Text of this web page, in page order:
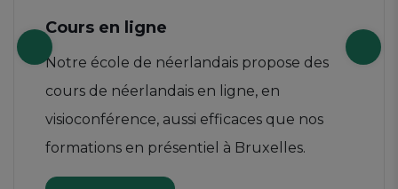
Cours en ligne
Notre école de néerlandais propose des
cours de néerlandais en ligne, en
visioconférence, aussi efficaces que nos
formations en présentiel à Bruxelles.